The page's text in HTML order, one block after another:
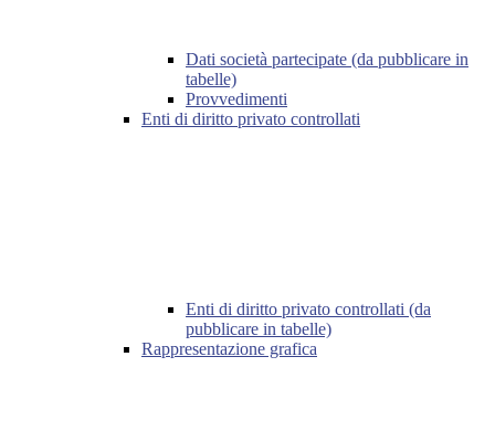
Dati società partecipate (da pubblicare in
tabelle)
Provvedimenti
Enti di diritto privato controllati
Enti di diritto privato controllati (da
pubblicare in tabelle)
Rappresentazione grafica